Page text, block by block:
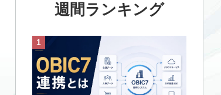
週間ランキング